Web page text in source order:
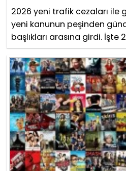
2026 yeni trafik cezaları ile
yeni kanunun peşinden
başlıkları arasına girdi. İşte